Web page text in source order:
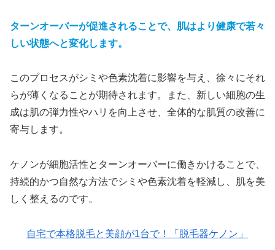
ターンオーバーが促進されることで、肌はより健康で若々
しい状態へと変化します。
このプロセスがシミや色素沈着に影響を与え、徐々にそれ
らが薄くなることが期待されます。また、新しい細胞の生
成は肌の弾力性やハリを向上させ、全体的な肌質の改善に
寄与します。
ケノンが細胞活性とターンオーバーに働きかけることで、
持続的かつ自然な方法でシミや色素沈着を軽減し、肌を美
しく整えるのです。
自宅で本格脱毛と美顔が1台で！「脱毛器ケノン」